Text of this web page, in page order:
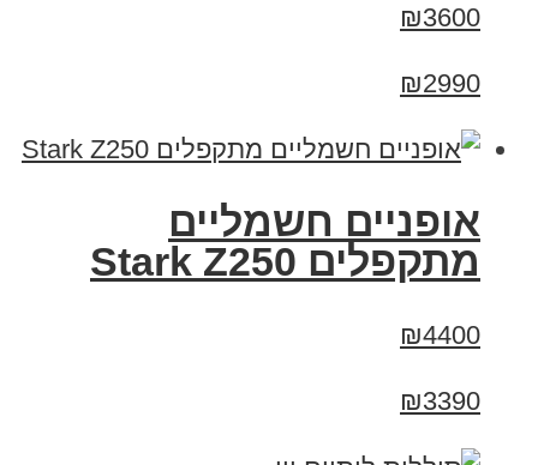
₪3600
₪2990
‏אופניים חשמליים
‏מתקפלים Stark Z250
₪4400
₪3390